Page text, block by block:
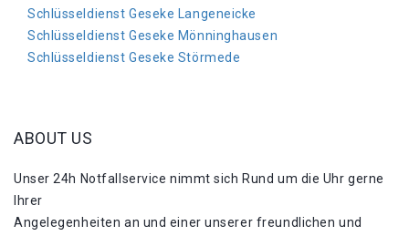
Schlüsseldienst Geseke Langeneicke
Schlüsseldienst Geseke Mönninghausen
Schlüsseldienst Geseke Störmede
ABOUT US
Unser 24h Notfallservice nimmt sich Rund um die Uhr gerne
Ihrer
Angelegenheiten an und einer unserer freundlichen und